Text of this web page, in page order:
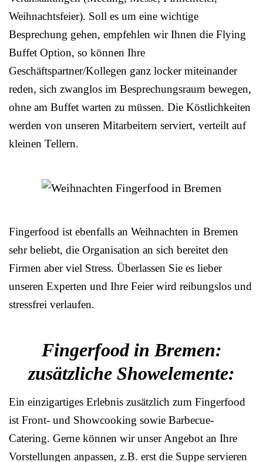
Weihnachtsfeier). Soll es um eine wichtige
Besprechung gehen, empfehlen wir Ihnen die Flying
Buffet Option, so können Ihre
Geschäftspartner/Kollegen ganz locker miteinander
reden, sich zwanglos im Besprechungsraum bewegen,
ohne am Buffet warten zu müssen. Die Köstlichkeiten
werden von unseren Mitarbeitern serviert, verteilt auf
kleinen Tellern.
Fingerfood ist ebenfalls an Weihnachten in Bremen
sehr beliebt, die Organisation an sich bereitet den
Firmen aber viel Stress. Überlassen Sie es lieber
unseren Experten und Ihre Feier wird reibungslos und
stressfrei verlaufen.
Fingerfood in Bremen:
zusätzliche Showelemente:
Ein einzigartiges Erlebnis zusätzlich zum Fingerfood
ist Front- und Showcooking sowie Barbecue-
Catering. Gerne können wir unser Angebot an Ihre
Vorstellungen anpassen, z.B. erst die Suppe servieren